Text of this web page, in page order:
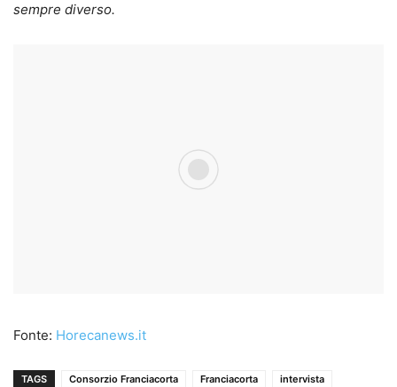
sempre diverso.
Fonte: Horecanews.it
TAGS Consorzio Franciacorta Franciacorta
intervista